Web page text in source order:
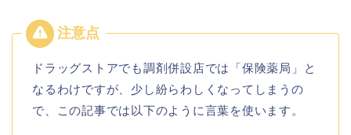
ドラッグストアでも調剤併設店では「保険薬局」と
なるわけですが、少し紛らわしくなってしまうの
で、この記事では以下のように言葉を使います。